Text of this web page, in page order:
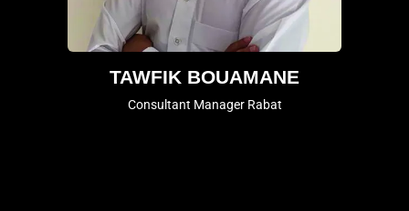
TAWFIK BOUAMANE
Consultant Manager Rabat